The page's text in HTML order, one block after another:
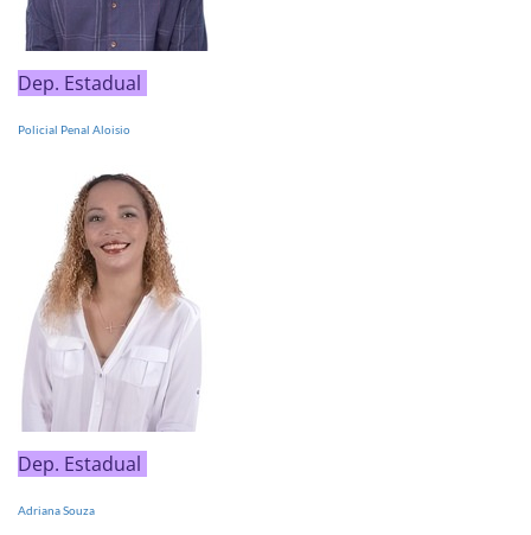
Dep. Estadual
Policial Penal Aloisio
Dep. Estadual
Adriana Souza